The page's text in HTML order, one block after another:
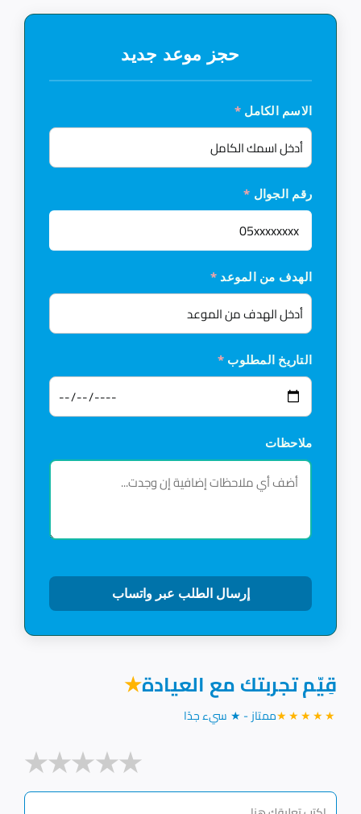
حجز موعد جديد
الاسم الكامل *
رقم الجوال *
الهدف من الموعد *
التاريخ المطلوب *
ملاحظات
إرسال الطلب عبر واتساب
قِيّم تجربتك مع العيادة★
★★★★★ممتاز - ★ سيء جدًا
★★★★★